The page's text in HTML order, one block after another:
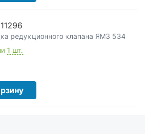
редукционного клапана ЯМЗ 534
1 шт.